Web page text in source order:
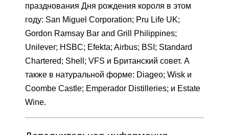
празднования Дня рождения короля в этом
году: San Miguel Corporation; Pru Life UK;
Gordon Ramsay Bar and Grill Philippines;
Unilever; HSBC; Efekta; Airbus; BSI; Standard
Chartered; Shell; VFS и Британский совет. А
также в натуральной форме: Diageo; Wisk и
Coombe Castle; Emperador Distilleries; и Estate
Wine.